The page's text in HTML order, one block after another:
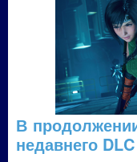
В
недавнего